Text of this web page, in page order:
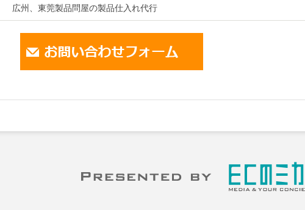
広州、東莞製品問屋の製品仕入れ代行